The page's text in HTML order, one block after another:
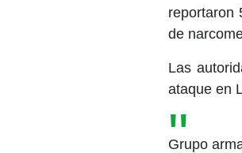
reportaron
de
Las
ataque en
Grupo